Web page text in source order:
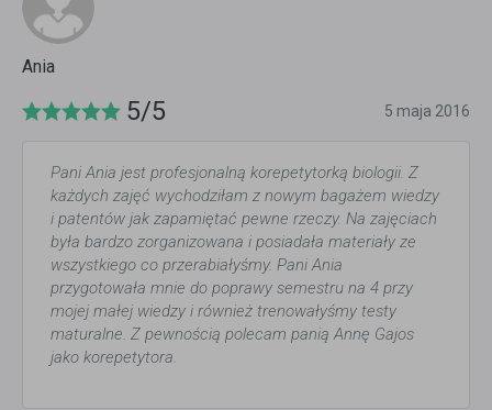
Ania
5/5 5 maja 2016
Pani Ania jest profesjonalną korepetytorką biologii. Z
każdych zajęć wychodziłam z nowym bagażem wiedzy
i patentów jak zapamiętać pewne rzeczy. Na zajęciach
była bardzo zorganizowana i posiadała materiały ze
wszystkiego co przerabiałyśmy. Pani Ania
przygotowała mnie do poprawy semestru na 4 przy
mojej małej wiedzy i również trenowałyśmy testy
maturalne. Z pewnością polecam panią Annę Gajos
jako korepetytora.